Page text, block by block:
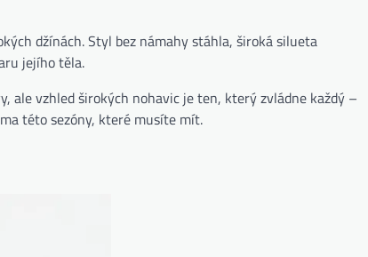
džínách. Styl bez námahy stáhla, široká silueta
jejího těla.
ale vzhled širokých nohavic je ten, který zvládne každý –
této sezóny, které musíte mít.